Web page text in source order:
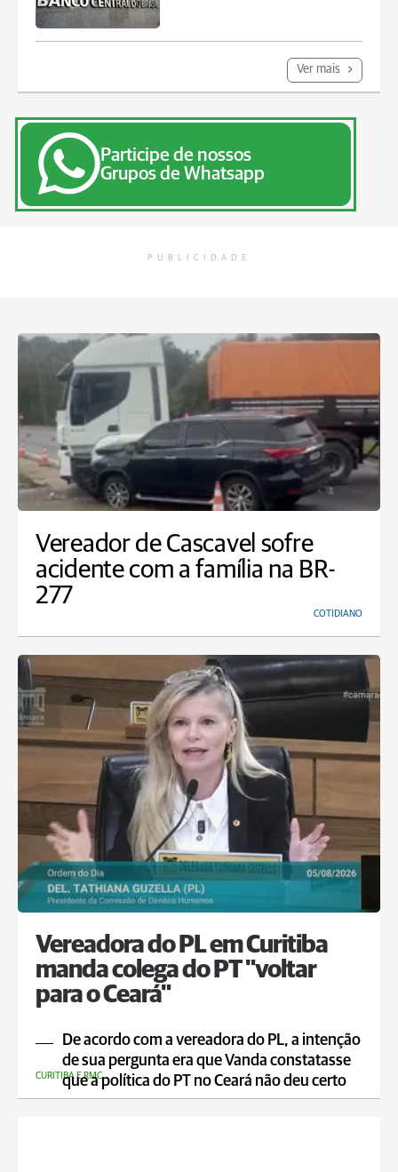
Ver mais
Participe de nossos
Grupos de Whatsapp
PUBLICIDADE
Vereador de Cascavel sofre
acidente com a família na BR-
277
COTIDIANO
Vereadora do PL em Curitiba
manda colega do PT "voltar
para o Ceará"
De acordo com a vereadora do PL, a intenção
de sua pergunta era que Vanda constatasse
que a política do PT no Ceará não deu certo
CURITIBA E RMC